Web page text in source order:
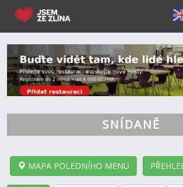
SNÍDANĚ
MAPA POLEDNÍHO MENU